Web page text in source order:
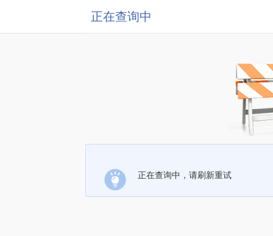
正在查询中
正在查询中，请刷新重试